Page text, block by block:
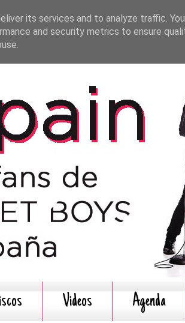
Videos Agenda
its services and to analyze traffic.
and security metrics to ensure